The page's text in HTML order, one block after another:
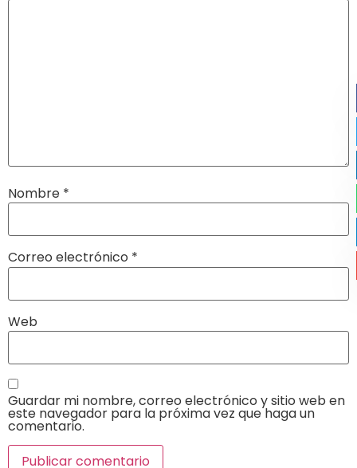
Nombre *
Correo electrónico *
Web
Guardar mi nombre, correo electrónico y sitio web en
este navegador para la próxima vez que haga un
comentario.